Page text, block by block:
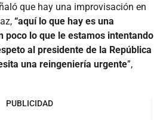
que hay una improvisación en
“aquí lo que hay es una
poco lo que le estamos intentando
al presidente de la República
una reingeniería urgente”,
PUBLICIDAD